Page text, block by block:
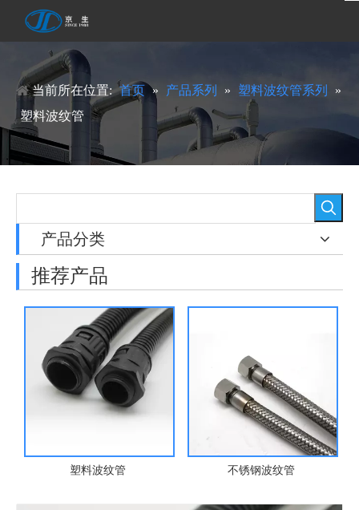
当前所在位置: 首页 » 产品系列 » 塑料波纹管系列
»
塑料波纹管
产品分类
推荐产品
塑料波纹管 不锈钢波纹管